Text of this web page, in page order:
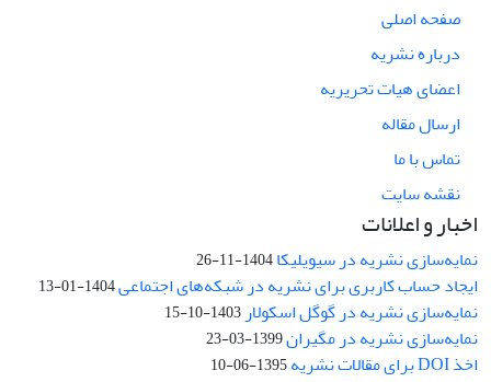
صفحه اصلی
درباره نشریه
اعضای هیات تحریریه
ارسال مقاله
تماس با ما
نقشه سایت
اخبار و اعلانات
نمایه‌سازی نشریه در سیویلیکا1404-11-26
ایجاد حساب کاربری برای نشریه در شبکه‌های اجتماعی1404-01-13
نمایه‌سازی نشریه در گوگل اسکولار 1403-10-15
نمایه‌سازی نشریه در مگیران1399-03-23
اخذ DOI برای مقالات نشریه 1395-06-10